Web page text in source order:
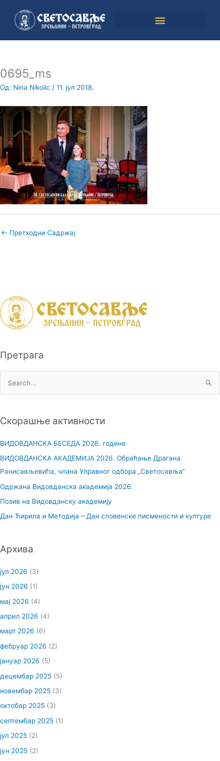
садржај
0695_ms
Од: Nina Nikolic / 11. јул 2018.
← Претходни Садржај
Претрага
т
з
а
:
Скорашње активности
ВИДОВДАНСКА БЕСЕДА 2026. године
ВИДОВДАНСКА АКАДЕМИЈА 2026. Обраћање Драгана
Ранисављевића, члана Управног одбора „Светосавља“
Одржана Видовданска академија 2026.
Позив на Видовданску академију
Дан Ћирила и Методија – Дан словенске писмености и културе
Архива
јул 2026 (3)
јун 2026 (1)
мај 2026 (4)
април 2026 (4)
март 2026 (6)
фебруар 2026 (2)
јануар 2026 (5)
децембар 2025 (5)
новембар 2025 (3)
октобар 2025 (3)
септембар 2025 (1)
јул 2025 (2)
јун 2025 (2)